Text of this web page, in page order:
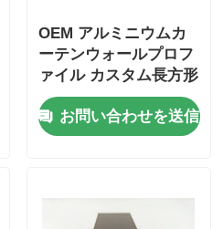
OEM アルミニウムカ
ーテンウォールプロフ
ァイル カスタム長方形
6063 アルミニウムチ
ューブお問い合わせを送信